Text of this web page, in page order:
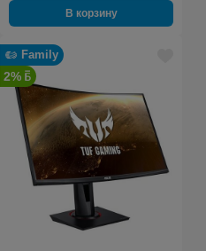
В корзину
Family
2%